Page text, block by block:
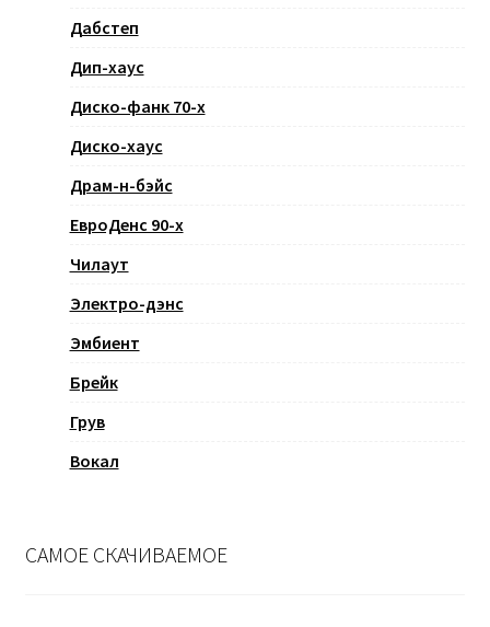
Дабстеп
Дип-хаус
Диско-фанк 70-х
Диско-хаус
Драм-н-бэйс
ЕвроДенс 90-х
Чилаут
Электро-дэнс
Эмбиент
Брейк
Грув
Вокал
САМОЕ СКАЧИВАЕМОЕ